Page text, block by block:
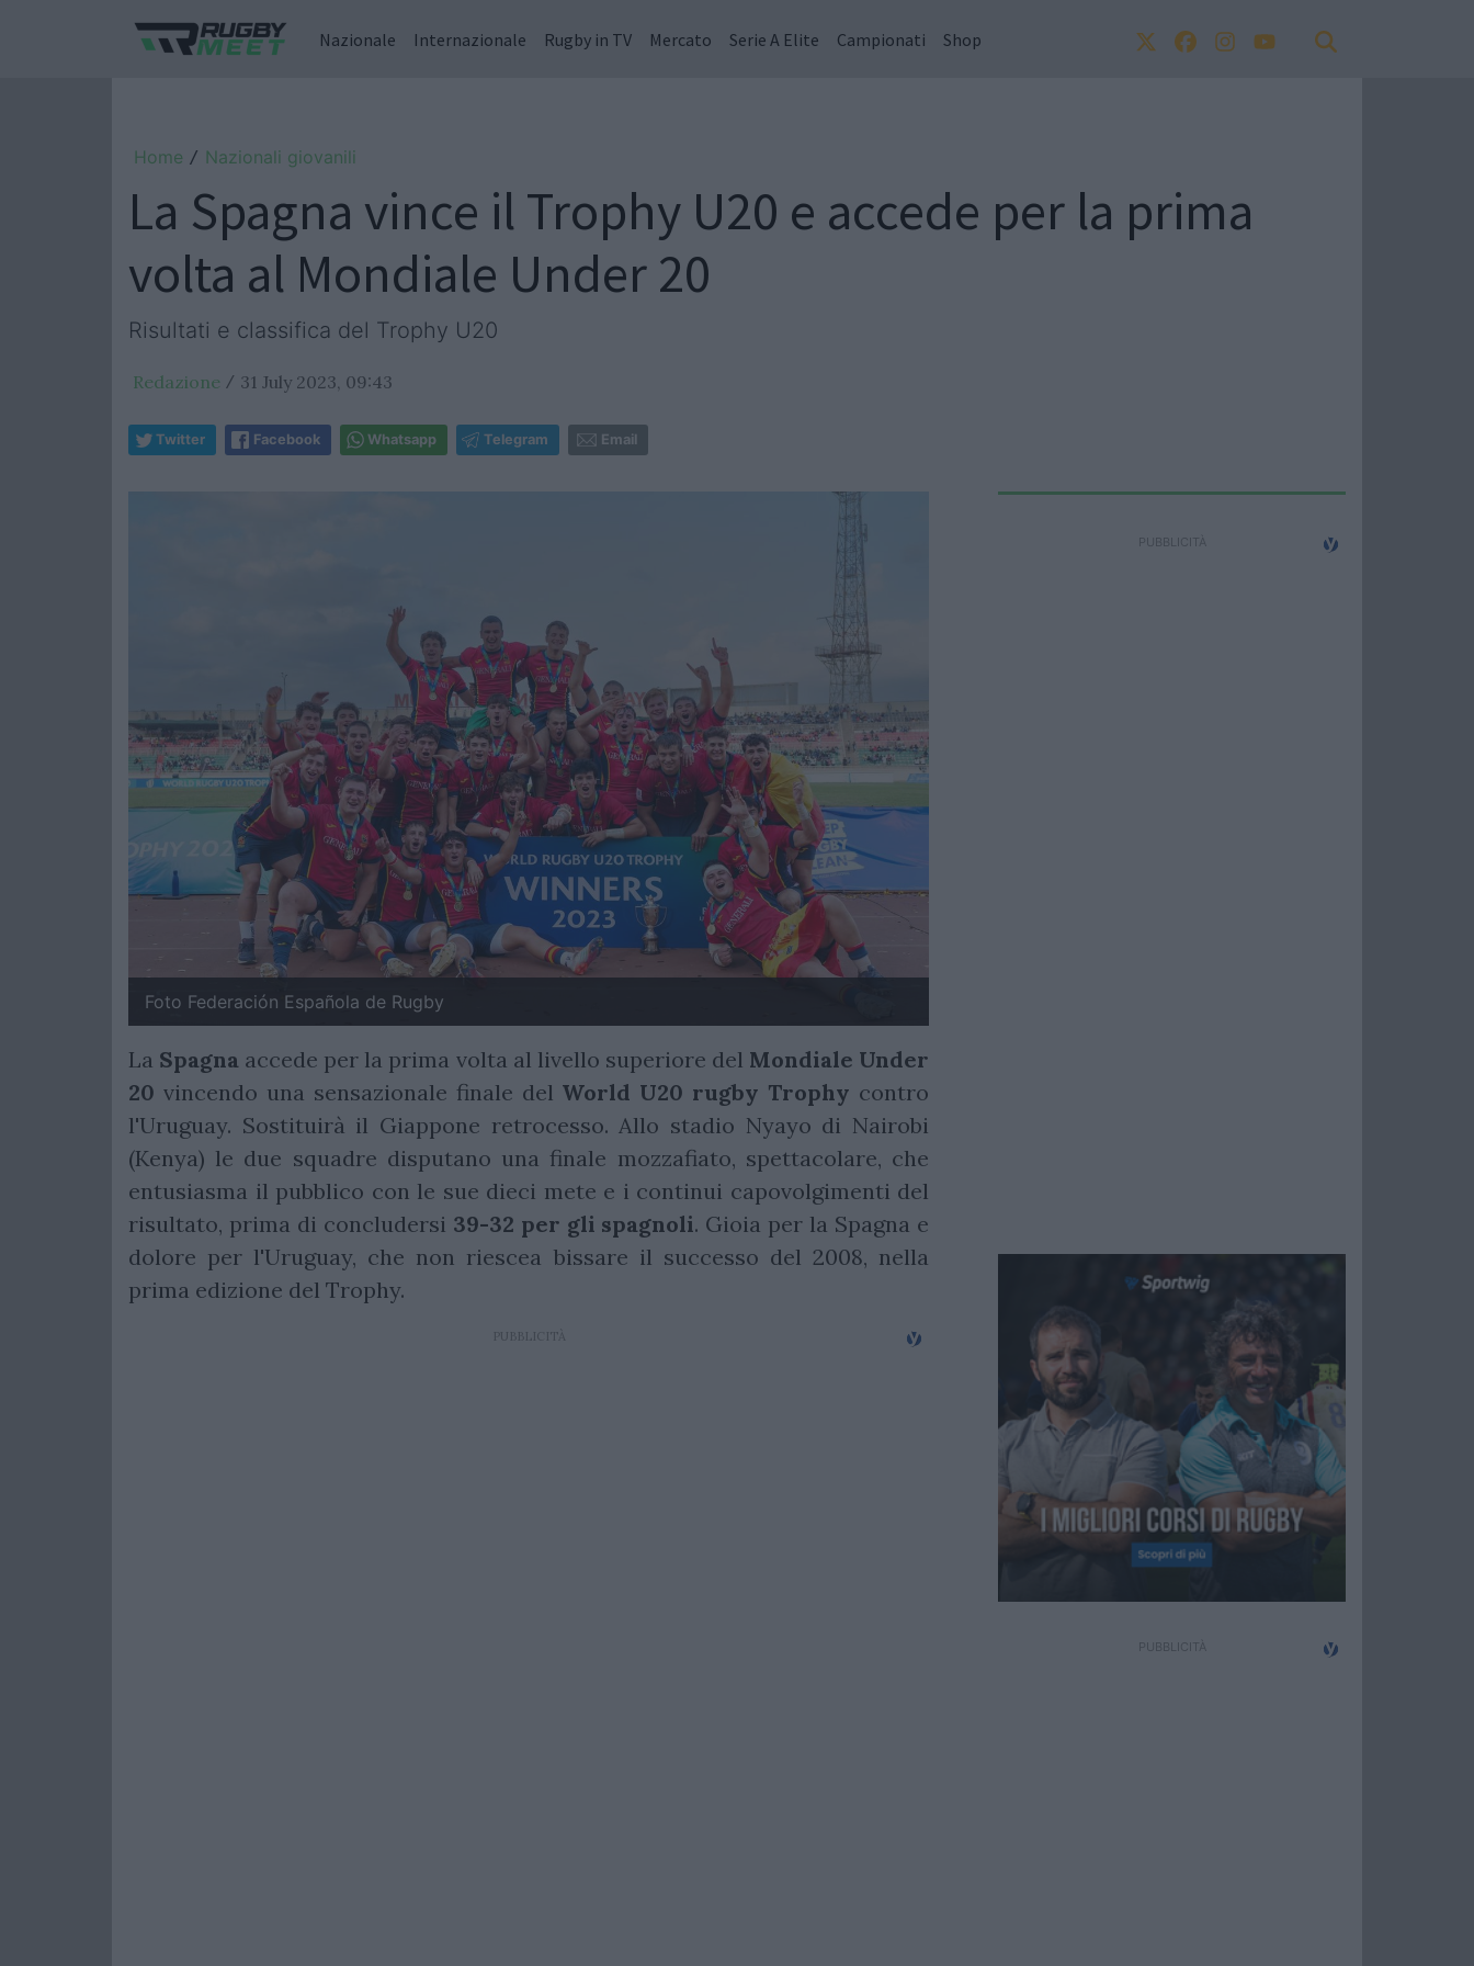
Nazionale Internazionale Rugby in TV Mercato Serie A Elite Campionati Shop
Home / Nazionali giovanili
La Spagna vince il Trophy U20 e accede per la prima
volta al Mondiale Under 20
Risultati e classifica del Trophy U20
Redazione / 31 July 2023, 09:43
Twitter Facebook Whatsapp Telegram Email
Foto Federación Española de Rugby
La Spagna accede per la prima volta al livello superiore del Mondiale Under
20 vincendo una sensazionale finale del World U20 rugby Trophy contro
l'Uruguay. Sostituirà il Giappone retrocesso. Allo stadio Nyayo di Nairobi
(Kenya) le due squadre disputano una finale mozzafiato, spettacolare, che
entusiasma il pubblico con le sue dieci mete e i continui capovolgimenti del
risultato, prima di concludersi 39-32 per gli spagnoli. Gioia per la Spagna e
dolore per l'Uruguay, che non riescea bissare il successo del 2008, nella
prima edizione del Trophy.